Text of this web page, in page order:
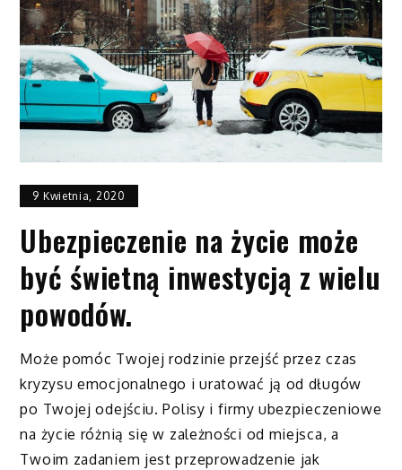
9 Kwietnia, 2020
Ubezpieczenie na życie może
być świetną inwestycją z wielu
powodów.
Może pomóc Twojej rodzinie przejść przez czas
kryzysu emocjonalnego i uratować ją od długów
po Twojej odejściu. Polisy i firmy ubezpieczeniowe
na życie różnią się w zależności od miejsca, a
Twoim zadaniem jest przeprowadzenie jak